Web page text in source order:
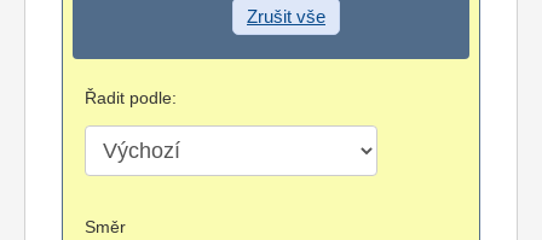
Zrušit vše
Řadit podle:
Směr